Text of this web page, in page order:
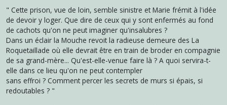
" Cette prison, vue de loin, semble sinistre et Marie frémit à l'idée
de devoir y loger. Que dire de ceux qui y sont enfermés au fond
de cachots qu'on ne peut imaginer qu'insalubres ?
Dans un éclair la Mouche revoit la radieuse demeure des La
Roquetaillade où elle devrait être en train de broder en compagnie
de sa grand-mère... Qu'est-elle-venue faire là ? A quoi servira-t-
elle dans ce lieu qu'on ne peut contempler
sans effroi ? Comment percer les secrets de murs si épais, si
redoutables ? "